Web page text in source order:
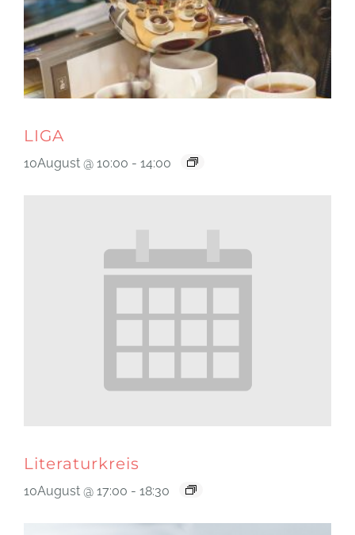
LIGA
10August @ 10:00 - 14:00
Literaturkreis
10August @ 17:00 - 18:30